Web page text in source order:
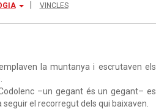
VINCLES
la muntanya i escrutaven els
–un gegant és un gegant– es
el recorregut dels qui baixaven.